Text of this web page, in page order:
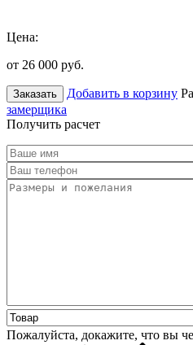
Цена:
от 26 000 руб.
Заказать Добавить в корзину
замерщика
Получить расчет
Пожалуйста, докажите, что вы